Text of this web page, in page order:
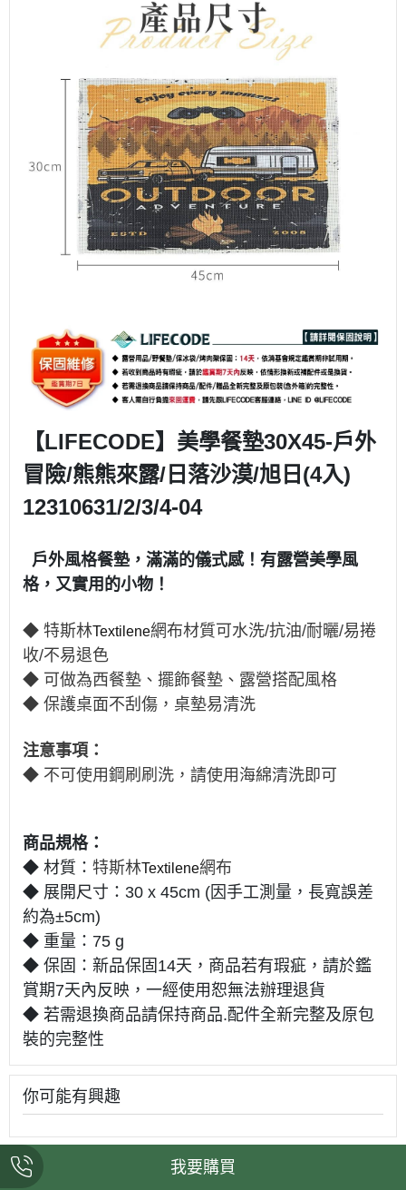
【LIFECODE】美學餐墊30X45-戶外
冒險/熊熊來露/日落沙漠/旭日(4入)
12310631/2/3/4-04
戶外風格餐墊，滿滿的儀式感！有露營美學風
格，又實用的小物！
◆ 特斯林Textilene網布材質可水洗/抗油/耐曬/易捲
收/不易退色
◆ 可做為西餐墊、 擺飾餐墊、露營搭配風格
◆ 保護桌面不刮傷，桌墊易清洗
注意事項：
◆ 不可使用鋼刷刷洗，請使用海綿清洗即可
商品規格：
◆ 材質： 特斯林Textilene網布
◆ 展開尺寸：30 x 45cm (因手工測量，長寬誤差
約為±5cm)
◆ 重量：75 g
◆ 保固：新品保固14天，商品若有瑕疵，請於鑑
賞期7天內反映，一經使用恕無法辦理退貨
◆ 若需退換商品請保持商品.配件全新完整及原包
裝的完整性
你可能有興趣
我要購買